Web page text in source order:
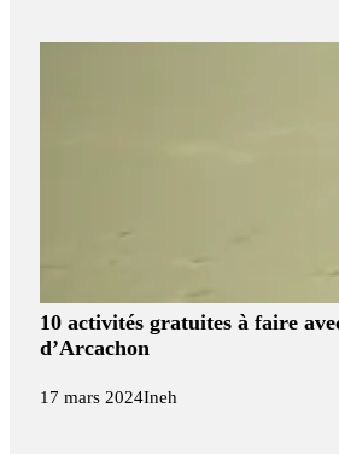
10 activités gratuites à faire
d’Arcachon
17 mars 2024Ineh